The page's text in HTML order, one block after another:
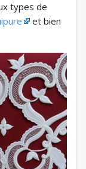
types de
et bien